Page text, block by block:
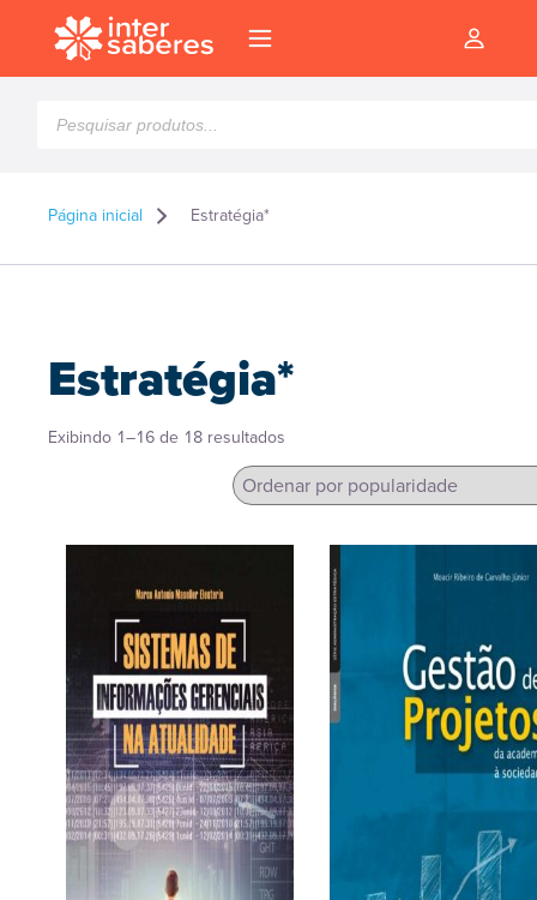
produtos
Página inicial Estratégia*
Estratégia*
Exibindo 1–16 de 18 resultados
popularidade